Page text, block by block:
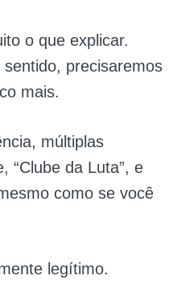
o que explicar.
precisaremos
mais.
múltiplas
“Clube da Luta”, e
como se você
legítimo.